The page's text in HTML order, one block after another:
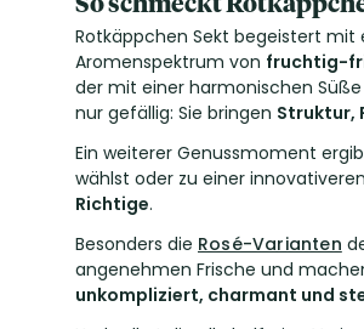
Rotkäppchen Sekt begeistert mit
Aromenspektrum von fruchtig-
der mit einer harmonischen
nur gefällig: Sie bringen Struktur,
Ein weiterer Genussmoment
wählst oder zu einer
Richtige.
Besonders die Rosé-Varianten
angenehmen Frische und
unkompliziert, charmant und